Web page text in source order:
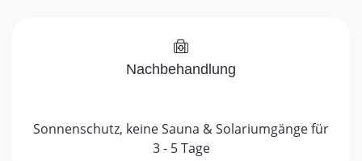
Nachbehandlung
Sonnenschutz, keine Sauna & Solariumgänge für
3 - 5 Tage